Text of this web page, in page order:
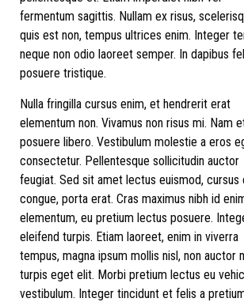
fermentum sagittis. Nullam ex risus,
quis est non, tempus ultrices enim. Integer
neque non odio laoreet semper. In dapibus
posuere tristique.
Nulla fringilla cursus enim, et hendrerit erat
elementum non. Vivamus non risus mi. Nam
posuere libero. Vestibulum molestie a eros
consectetur. Pellentesque sollicitudin auctor
feugiat. Sed sit amet lectus euismod, cursus
congue, porta erat. Cras maximus nibh id
elementum, eu pretium lectus posuere.
eleifend turpis. Etiam laoreet, enim in viverra
tempus, magna ipsum mollis nisl, non auctor
turpis eget elit. Morbi pretium lectus eu
vestibulum. Integer tincidunt et felis a